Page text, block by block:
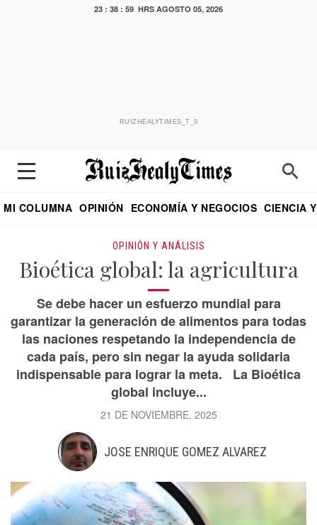
23 : 39 : 00 HRS AGOSTO 05, 2026
RUIZHEALYTIMES_T_0
MI COLUMNA OPINIÓN ECONOMÍA Y NEGOCIOS CIENCIA
OPINIÓN Y ANÁLISIS
Bioética global: la agricultura
Se debe hacer un esfuerzo mundial para
garantizar la generación de alimentos para todas
las naciones respetando la independencia de
cada país, pero sin negar la ayuda solidaria
indispensable para lograr la meta. La Bioética
global incluye...
21 DE NOVIEMBRE, 2025
JOSE ENRIQUE GOMEZ ALVAREZ